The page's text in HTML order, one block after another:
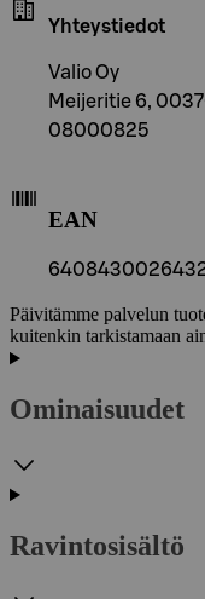
Yhteystiedot
Valio Oy
Meijeritie 6,
08000825
EAN
Päivitämme palvelun
kuitenkin tarkistamaan
Ominaisuudet
Ravintosisältö